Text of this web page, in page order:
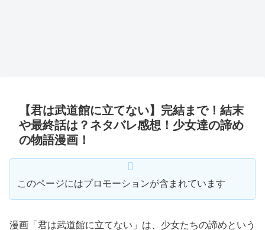
【君は武道館に立てない】完結まで！結末
や最終話は？ネタバレ感想！少女達の諦め
の物語漫画！
このページにはプロモーションが含まれています
漫画「君は武道館に立てない」は、少女たちの諦めという